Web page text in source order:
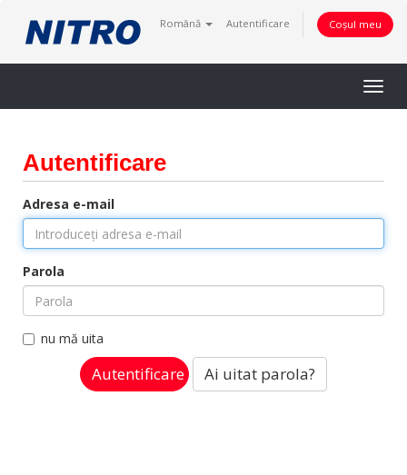
Română Autentificare Coșul meu
Autentificare
Adresa e-mail
Parola
nu mă uita
Ai uitat parola?